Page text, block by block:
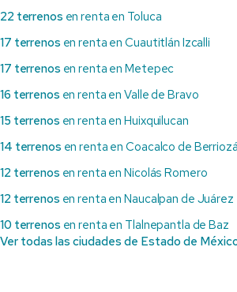
22 terrenos en renta en Toluca
17 terrenos en renta en Cuautitlán Izcalli
17 terrenos en renta en Metepec
16 terrenos en renta en Valle de Bravo
15 terrenos en renta en Huixquilucan
14 terrenos en renta en Coacalco de
12 terrenos en renta en Nicolás Romero
12 terrenos en renta en Naucalpan de Juárez
10 terrenos en renta en Tlalnepantla de Baz
Ver todas las ciudades de Estado de